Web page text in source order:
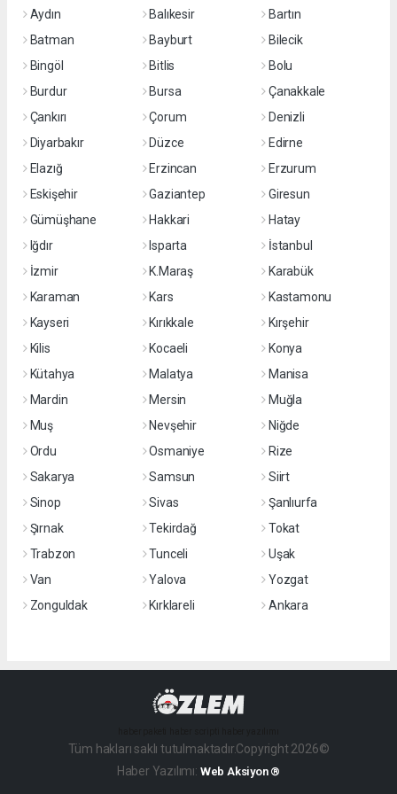
Aydın
Balıkesir
Bartın
Batman
Bayburt
Bilecik
Bingöl
Bitlis
Bolu
Burdur
Bursa
Çanakkale
Çankırı
Çorum
Denizli
Diyarbakır
Düzce
Edirne
Elazığ
Erzincan
Erzurum
Eskişehir
Gaziantep
Giresun
Gümüşhane
Hakkari
Hatay
Iğdır
Isparta
İstanbul
İzmir
K.Maraş
Karabük
Karaman
Kars
Kastamonu
Kayseri
Kırıkkale
Kırşehir
Kilis
Kocaeli
Konya
Kütahya
Malatya
Manisa
Mardin
Mersin
Muğla
Muş
Nevşehir
Niğde
Ordu
Osmaniye
Rize
Sakarya
Samsun
Siirt
Sinop
Sivas
Şanlıurfa
Şırnak
Tekirdağ
Tokat
Trabzon
Tunceli
Uşak
Van
Yalova
Yozgat
Zonguldak
Kırklareli Ankara
Tüm hakları saklı tutulmaktadır.Copyright 2026©
Haber Yazılımı: Web Aksiyon ®